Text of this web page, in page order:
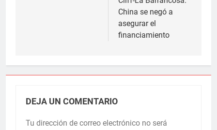
China se negó a
asegurar el
financiamiento
DEJA UN COMENTARIO
Tu dirección de correo electrónico no será